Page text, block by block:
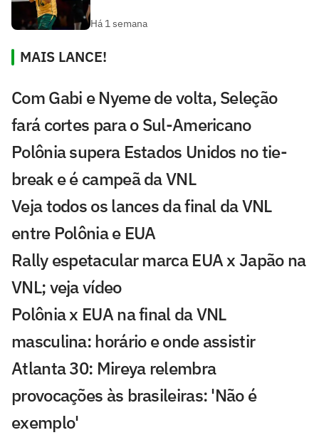
Há 1 semana
MAIS LANCE!
Com Gabi e Nyeme de volta, Seleção
fará cortes para o Sul-Americano
Polônia supera Estados Unidos no tie-
break e é campeã da VNL
Veja todos os lances da final da VNL
entre Polônia e EUA
Rally espetacular marca EUA x Japão na
VNL; veja vídeo
Polônia x EUA na final da VNL
masculina: horário e onde assistir
Atlanta 30: Mireya relembra
provocações às brasileiras: 'Não é
exemplo'